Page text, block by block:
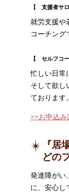
【 支援者サ
就労支援や
コーチン
【 セルフコ
忙しい日常
そして欲し
ております。
>>お申込み
『居
どの
発達障がい
に、安心し